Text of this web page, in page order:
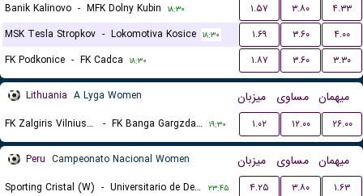
Banik Kalinovo - MFK Dolny Kubin ۱۸:۳۰ ۱.۵۷ ۳.۸۰
۴.۳۳
MSK Tesla Stropkov - Lokomotiva Kosice ۱۸:۳۰ ۱.۶۹ ۳.۶۰
۴.۰۰
FK Podkonice - FK Cadca ۱۸:۳۰ ۱.۸۷ ۳.۶۰ ۳.۳۰
Lithuania A Lyga Women میزبان مساوی میهمان
FK Zalgiris Vilnius (W) - FK Banga Gargzdai (W) ۱۹:۳۰ ۱.۰۲ ۱۲.۰۰ ۲۶.۰۰
Peru Campeonato Nacional Women میزبان مساوی میهمان
Sporting Cristal (W) - Universitario de Deportes (W) ۲۳:۴۵ ۴.۲۵ ۳.۸۰ ۱.۶۳